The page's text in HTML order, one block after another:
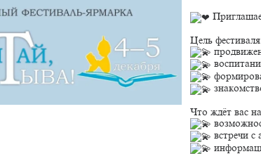
Цель
Что ждёт вас
встречи с